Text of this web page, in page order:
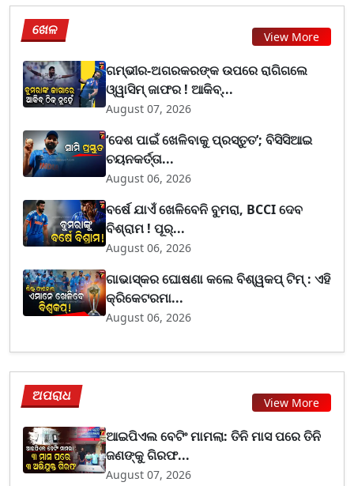
ଖେଳ View More
ଗମ୍ଭୀର-ଅଗରକରଙ୍କ ଉପରେ ରାଗିଗଲେ
ଓ୍ୱାସିମ୍ ଜାଫର ! ଆକିବ୍...
August 07, 2026
‘ଦେଶ ପାଇଁ ଖେଳିବାକୁ ପ୍ରସ୍ତୁତ’; ବିସିସିଆଇ
ଚୟନକର୍ତ୍ତା...
August 06, 2026
ବର୍ଷେ ଯାଏଁ ଖେଳିବେନି ବୁମରା, BCCI ଦେବ
ବିଶ୍ରାମ ! ପୂର୍...
August 06, 2026
ଗାଭାସ୍କର ଘୋଷଣା କଲେ ବିଶ୍ୱକପ୍ ଟିମ୍ : ଏହି
କ୍ରିକେଟରମା...
August 06, 2026
ଅପରାଧ View More
ଆଇପିଏଲ ବେଟିଂ ମାମଲା: ତିନି ମାସ ପରେ ତିନି
ଜଣଙ୍କୁ ଗିରଫ...
August 07, 2026